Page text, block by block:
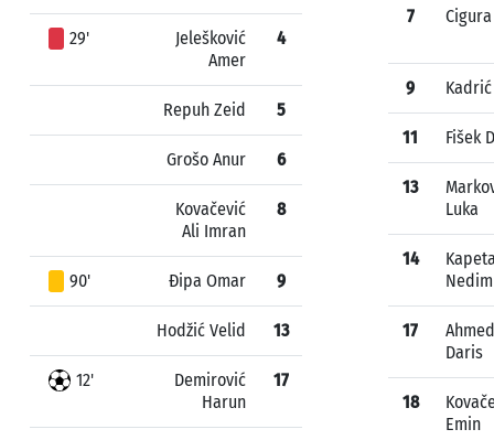
29'
Jelešković
Amer
4
Repuh Zeid 5
Grošo Anur 6
Kovačević
Ali Imran
8
90' Đipa Omar 9
Hodžić Velid 13
12'
Demirović
Harun
17
7
9
11 Fišek
13
Luka
14
Nedim
17
Daris
18
Emin